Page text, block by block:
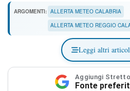
ARGOMENTI: ALLERTA METEO CALABRIA
ALLERTA METEO REGGIO
Leggi altri
Aggiungi
Fonte